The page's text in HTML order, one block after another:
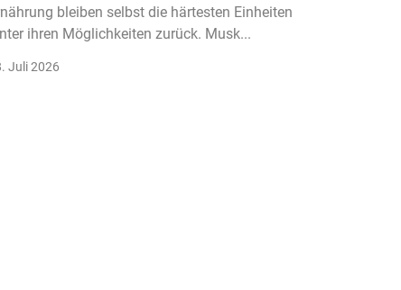
bleiben selbst die härtesten Einheiten
ihren Möglichkeiten zurück. Musk...
Juli 2026